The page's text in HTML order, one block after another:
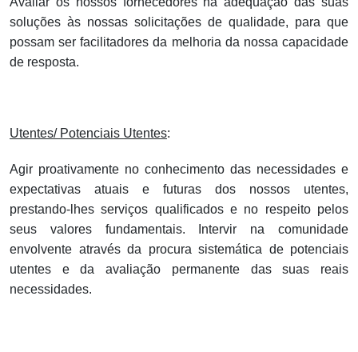
soluções às nossas solicitações de qualidade, para que
possam ser facilitadores da melhoria da nossa capacidade
de resposta.
Utentes/ Potenciais Utentes:
Agir proativamente no conhecimento das necessidades e
expectativas atuais e futuras dos nossos utentes,
prestando-lhes serviços qualificados e no respeito pelos
seus valores fundamentais. Intervir na comunidade
envolvente através da procura sistemática de potenciais
utentes e da avaliação permanente das suas reais
necessidades.